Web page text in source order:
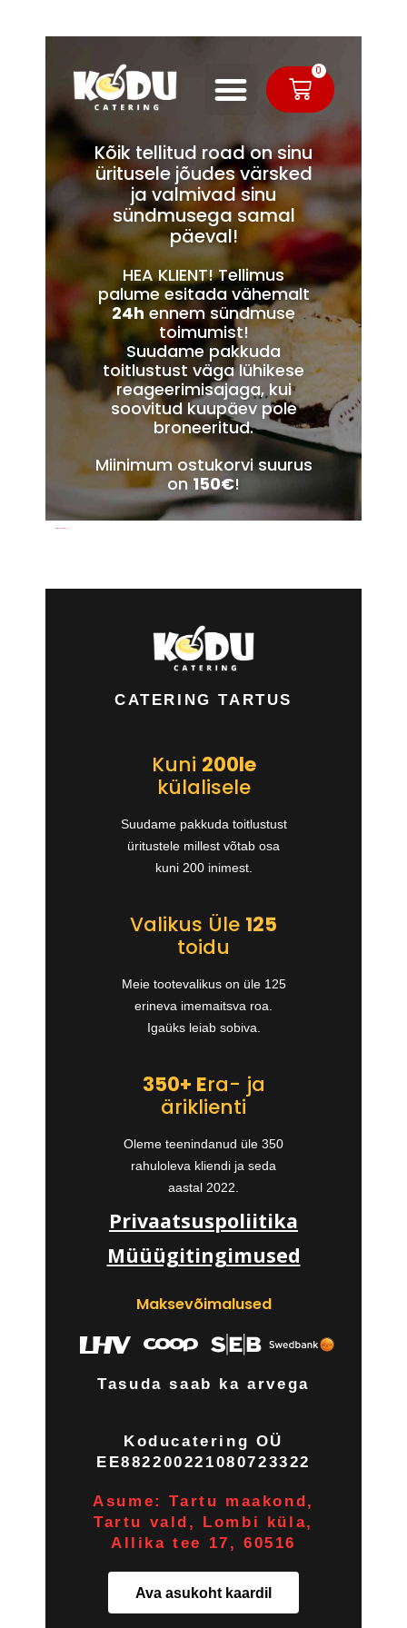
0
Kõik tellitud road on sinu
üritusele jõudes värsked
ja valmivad sinu
sündmusega samal
päeval!
HEA KLIENT! Tellimus
palume esitada vähemalt
24h ennem sündmuse
toimumist!
Suudame pakkuda
toitlustust väga lühikese
reageerimisajaga, kui
soovitud kuupäev pole
broneeritud.
Miinimum ostukorvi suurus
on150€!
CATERING TARTUS
Kuni 200le
külalisele
Suudame pakkuda toitlustust
üritustele millest võtab osa
kuni 200 inimest.
Valikus Üle 125
toidu
Meie tootevalikus on üle 125
erineva imemaitsva roa.
Igaüks leiab sobiva.
350+ Era- ja
äriklienti
Oleme teenindanud üle 350
rahuloleva kliendi ja seda
aastal 2022.
Privaatsuspoliitika
Müüügitingimused
Maksevõimalused
Tasuda saab ka arvega
Koducatering OÜ
EE882200221080723322
Asume: Tartu maakond,
Tartu vald, Lombi küla,
Allika tee 17, 60516
Ava asukoht kaardil